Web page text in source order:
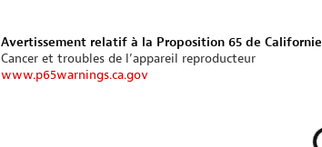
Avertissement relatif à la Proposition 65 de Californie
Cancer et troubles de l’appareil reproducteur
www.p65warnings.ca.gov